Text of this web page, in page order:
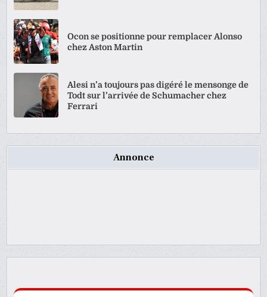
Ocon se positionne pour remplacer Alonso
chez Aston Martin
Alesi n’a toujours pas digéré le mensonge de
Todt sur l’arrivée de Schumacher chez
Ferrari
Annonce